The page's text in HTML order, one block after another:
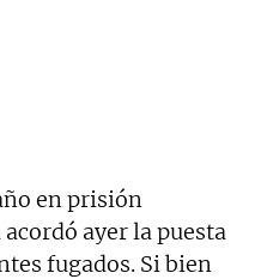
en prisión
ayer la puesta
fugados. Si bien